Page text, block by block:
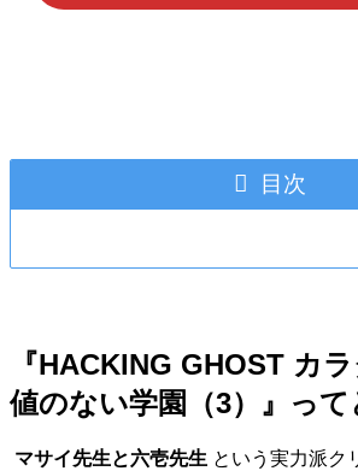
目次
『HACKING GHOST カ
値のない学園（3）』って
マサイ先生と六壱先生 という実力派ク